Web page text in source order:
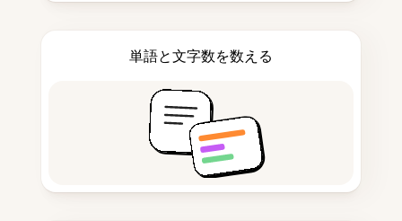
単語と文字数を数える